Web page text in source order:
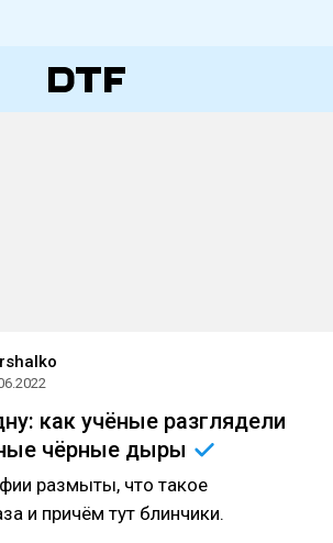
как учёные разглядели
чёрные дыры
размыты, что такое
и причём тут блинчики.